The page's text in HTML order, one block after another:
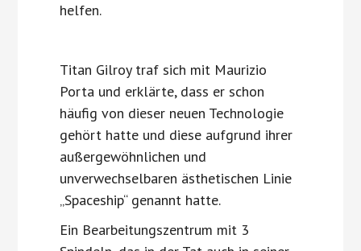
helfen.
Titan Gilroy traf sich mit Maurizio
Porta und erklärte, dass er schon
häufig von dieser neuen Technologie
gehört hatte und diese aufgrund ihrer
außergewöhnlichen und
unverwechselbaren ästhetischen Linie
„Spaceship“ genannt hatte.
Ein Bearbeitungszentrum mit 3